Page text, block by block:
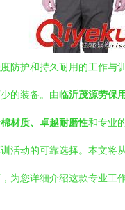
防护和持久耐用的工作与
的装备。由临沂茂源劳保
材质、卓越耐磨性和专业
活动的可靠选择。本文将
为您详细介绍这款专业工作